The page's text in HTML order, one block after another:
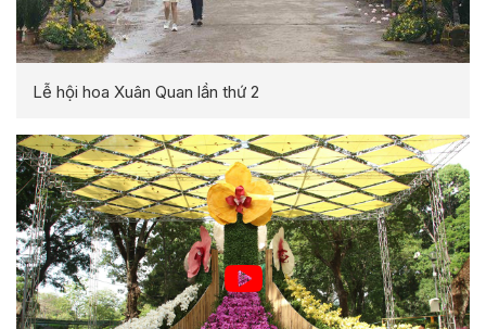
Lễ hội hoa Xuân Quan lần thứ 2